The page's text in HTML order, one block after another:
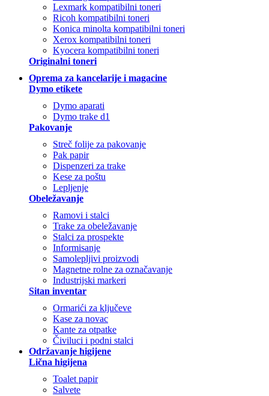
Lexmark kompatibilni toneri
Ricoh kompatibilni toneri
Konica minolta kompatibilni toneri
Xerox kompatibilni toneri
Kyocera kompatibilni toneri
Originalni toneri
Oprema za kancelarije i magacine
Dymo etikete
Dymo aparati
Dymo trake d1
Pakovanje
Streč folije za pakovanje
Pak papir
Dispenzeri za trake
Kese za poštu
Lepljenje
Obeležavanje
Ramovi i stalci
Trake za obeležavanje
Stalci za prospekte
Informisanje
Samolepljivi proizvodi
Magnetne rolne za označavanje
Industrijski markeri
Sitan inventar
Ormarići za ključeve
Kase za novac
Kante za otpatke
Čiviluci i podni stalci
Održavanje higijene
Lična higijena
Toalet papir
Salvete